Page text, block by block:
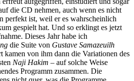
die CD nehmen, auch wenn es nicht
perfekt ist, weil er es wahrscheinlich
gespielt hat. Und so erklingt es jetzt
Dieses Jahr habe ich
die Suite von Gustave Samazeuilh
kamen von ihm dann die Variationen des
Naji Hakim – auf solche Weise
Programm zusammen. Die